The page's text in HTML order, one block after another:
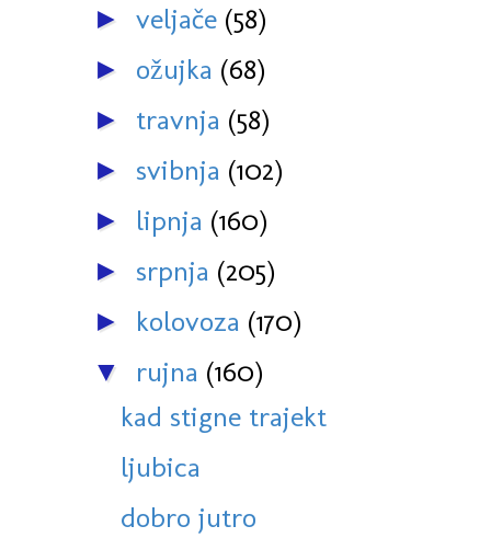
► veljače (58)
► ožujka (68)
► travnja (58)
► svibnja (102)
► lipnja (160)
► srpnja (205)
► kolovoza (170)
▼ rujna (160)
kad stigne trajekt
ljubica
dobro jutro